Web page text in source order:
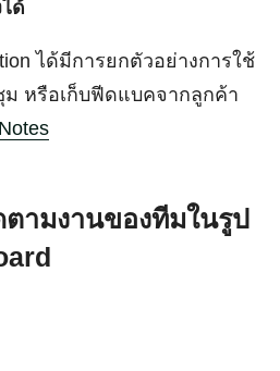
ด้
ได้มีการยกตัวอย่างการใช้
ม หรือเก็บฟีดแบคจากลูกค้า
ามงานของทีมในรูป